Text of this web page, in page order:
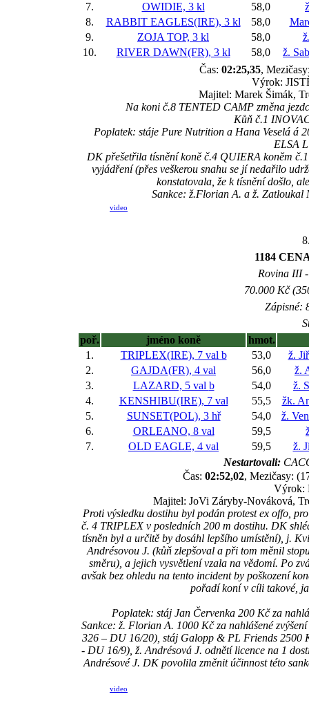
7.
OWIDIE, 3 kl 58,0
8.
RABBIT EAGLES(IRE), 3 kl 58,0
9.
ZOJA TOP, 3 kl 58,0
10.
RIVER DAWN(FR), 3 kl 58,0
ž.
Čas: 02:25,35,
Výrok:
Majitel: Marek Šimák,
Na koni č.8 TENTED CAMP změna
Kůň č.1
Poplatek: stáje Pure Nutrition a Hana Veselá á
ELSA
DK přešetřila tísnění koně č.4 QUIERA koněm
vyjádření (přes veškerou snahu se jí nedařilo
konstatovala, že k tísnění došlo,
Sankce: ž.Florian A. a ž. Zatloukal
video
1184
Rovina III
70.000 Kč
Zápisné:
poř.
jméno koně
hmot.
1.
TRIPLEX(IRE), 7 val b 53,0
ž.
2.
GAJDA(FR), 4 val 56,0
ž.
3.
LAZARD, 5 val b 54,0
ž.
4.
KENSHIBU(IRE), 7 val 55,5
žk.
5.
SUNSET(POL), 3 hř 54,0
ž.
6.
ORLEANO, 8 val 59,5
7.
OLD EAGLE, 4 val 59,5
ž.
Nestartovali:
Čas: 02:52,02, Mezičasy:
Výrok:
Majitel: JoVi Záryby-Nováková,
Proti výsledku dostihu byl podán protest ex offo,
č. 4 TRIPLEX v posledních 200 m dostihu. DK
tísněn byl a určitě by dosáhl lepšího umístění), j.
Andrésovou J. (kůň zlepšoval a při tom měnil
směru), a jejich vysvětlení vzala na vědomí. Po
avšak bez ohledu na tento incident by poškození
pořadí koní v cíli takové,
Poplatek: stáj Jan Červenka 200 Kč za
Sankce: ž. Florian A. 1000 Kč za nahlášené
326 – DU 16/20), stáj Galopp & PL Friends 2500
- DU 16/9), ž. Andrésová J. odnětí licence na 1
Andrésové J. DK povolila změnit účinnost této
video